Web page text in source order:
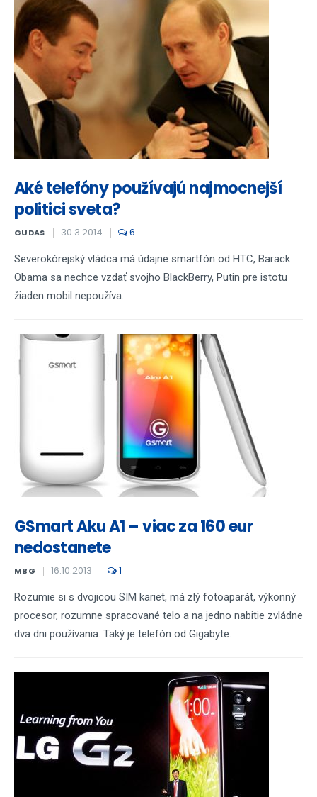
Aké telefóny používajú najmocnejší
politici sveta?
GUDAS 30.3.2014 6
Severokórejský vládca má údajne smartfón od HTC, Barack
Obama sa nechce vzdať svojho BlackBerry, Putin pre istotu
žiaden mobil nepoužíva.
GSmart Aku A1 – viac za 160 eur
nedostanete
MBG 16.10.2013 1
Rozumie si s dvojicou SIM kariet, má zlý fotoaparát, výkonný
procesor, rozumne spracované telo a na jedno nabitie zvládne
dva dni používania. Taký je telefón od Gigabyte.